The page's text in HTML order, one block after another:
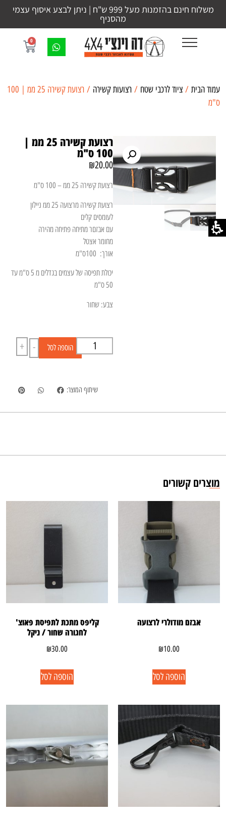
משלוח חינם בהזמנות מעל 999 ש"ח | ניתן לבצע איסוף עצמי
מהסניף
0
עמוד הבית / ציוד לרכבי שטח / רצועות קשירה
/ רצועת קשירה 25 ממ | 100
ס"מ
רצועת קשירה 25 ממ |
100 ס"מ
₪20.00
רצועת קשירה 25 ממ – 100 ס"מ
רצועת קשירה מרצועה 25 ממ ניילון
לעומסים קלים
עם אבזםר מתיחה פתיחה מהירה
מחומר אצטל
אורך: 100ס"מ
יכולת תפיסה של עצמים בגדלים מ 5 ס"מ עד
50 ס"מ
צבע: שחור
-
+ הוספה לסל
שיתוף המוצר:
מוצרים קשורים
אבזם מודולרי לרצועה
₪10.00
הוספה לסל
קליפס מתכת לתפיסת פאוצ'
לחגורה שחור / ניקל
₪30.00
הוספה לסל